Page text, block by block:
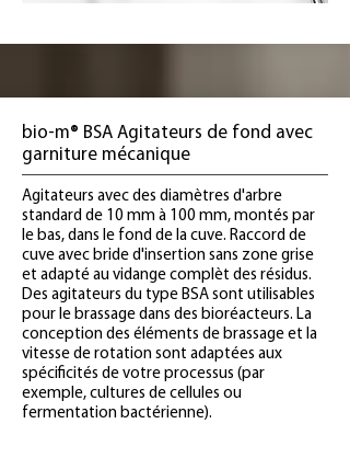
bio-m® BSA Agitateurs de fond avec
garniture mécanique
Agitateurs avec des diamètres d'arbre
standard de 10 mm à 100 mm, montés par
le bas, dans le fond de la cuve. Raccord de
cuve avec bride d'insertion sans zone grise
et adapté au vidange complèt des résidus.
Des agitateurs du type BSA sont utilisables
pour le brassage dans des bioréacteurs. La
conception des éléments de brassage et la
vitesse de rotation sont adaptées aux
spécificités de votre processus (par
exemple, cultures de cellules ou
fermentation bactérienne).